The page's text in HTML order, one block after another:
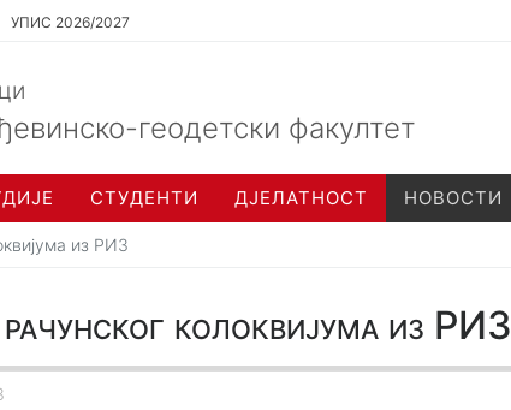
УПИС 2026/2027
геодетски факултет
СТУДЕНТИ ДЈЕЛАТНОСТ НОВОСТИ
из РИ3
рачунског колоквијума из РИ3